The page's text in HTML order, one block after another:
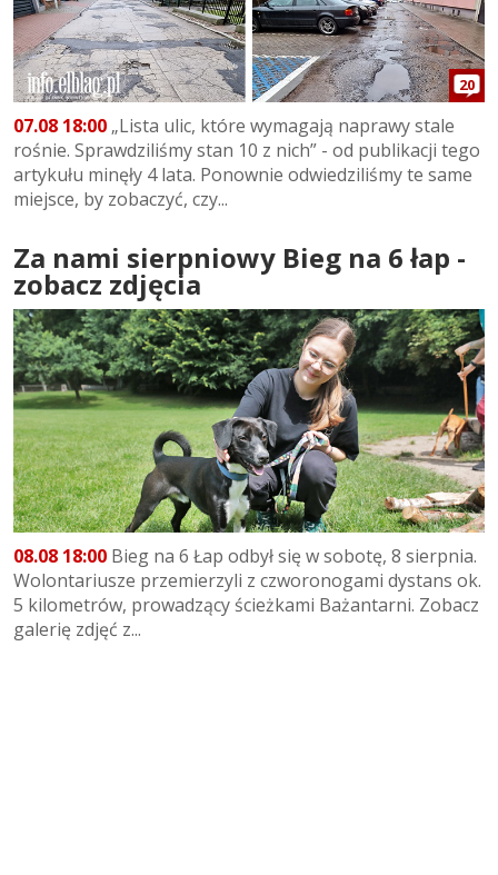
20
07.08 18:00 „Lista ulic, które wymagają naprawy stale
rośnie. Sprawdziliśmy stan 10 z nich” - od publikacji tego
artykułu minęły 4 lata. Ponownie odwiedziliśmy te same
miejsce, by zobaczyć, czy...
Za nami sierpniowy Bieg na 6 łap -
zobacz zdjęcia
08.08 18:00 Bieg na 6 Łap odbył się w sobotę, 8 sierpnia.
Wolontariusze przemierzyli z czworonogami dystans ok.
5 kilometrów, prowadzący ścieżkami Bażantarni. Zobacz
galerię zdjęć z...